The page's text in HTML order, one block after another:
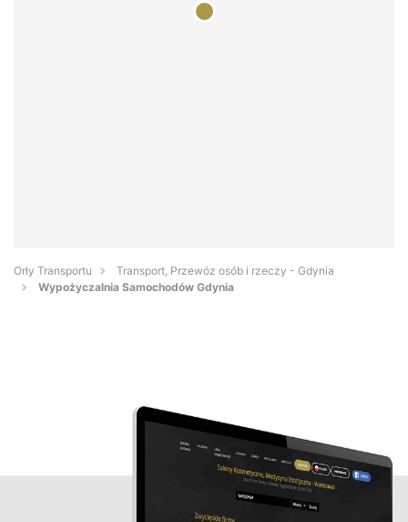
Orły Transportu
Transport, Przewóz osób i rzeczy - Gdynia
Wypożyczalnia Samochodów Gdynia